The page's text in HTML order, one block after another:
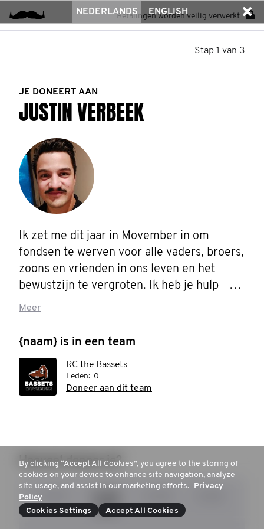
NEDERLANDS ENGLISH
Betalingen worden veilig verwerkt
Stap 1 van 3
JE DONEERT AAN
JUSTIN VERBEEK
Ik zet me dit jaar in Movember in om
fondsen te werven voor alle vaders, broers,
zoons en vrienden in ons leven en het
bewustzijn te vergroten. Ik heb je hulp
nodig. Doneer alsjeblieft om de gezondheid
Meer
{naam} is in een team
RC the Bassets
Leden: 0
Doneer aan dit team
Hoeveel doneer je?
By clicking “Accept All Cookies”, you agree to the storing of
cookies on your device to enhance site navigation, analyze
site usage, and assist in our marketing efforts. Privacy
Policy
Cookies Settings
Accept All Cookies